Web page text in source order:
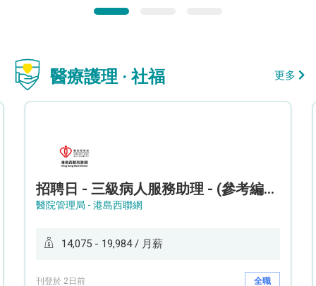
醫療護理 · 社福 更多
招聘日 - 三級病人服務助理 - (參考編號: HKWCS260107)
醫院管理局 - 港島西聯網
14,075 - 19,984 / 月薪
刊登於 2日前 全職